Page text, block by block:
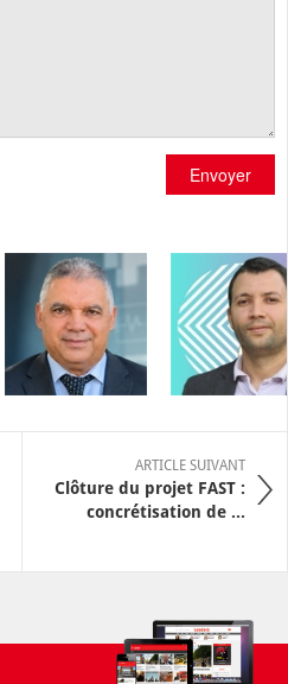
Envoyer
ARTICLE SUIVANT
Clôture du projet FAST :
concrétisation de ...